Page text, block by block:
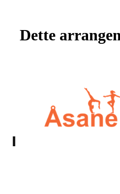
Dette